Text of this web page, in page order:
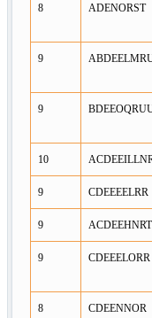
8 ADENORST
9
9
10
9 CDEEEELRR
9 ACDEEHNRT
9 CDEEELORR
8 CDEENNOR